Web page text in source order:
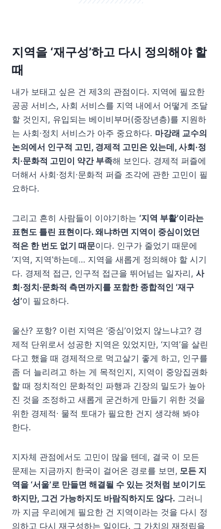
지역을 ‘재구성’하고 다시 정의해야 할
때
내가 보태고 싶은 건 제3의 관점이다. 지역에 필요한
공공 서비스, 사회 서비스를 지역 내에서 어떻게 조달
할 것인지, 유입되는 베이비부머(중장년층)를 지원하
는 사회∙정치 서비스가 아주 중요하다. 마강래 교수의
논의에서 인구적 고민, 경제적 고민은 있는데, 사회∙정
치∙문화적 고민이 약간 부족해 보인다. 경제적 퍼즐에
더해서 사회∙정치∙문화적 퍼즐 조각에 관한 고민이 필
요하다.
그리고 흔히 사람들이 이야기하는 ‘지역 부활’이라는
표현도 틀린 표현이다. 왜냐하면 지역이 중심이었던
적은 한 번도 없기 때문이다. 인구가 줄었기 때문에
‘지역, 지역’하는데… 지역을 새롭게 정의해야 할 시기
다. 경제적 접근, 인구적 접근을 뛰어넘는 일자리, 사
회∙정치∙문화적 측면까지를 포함한 종합적인 ‘재구
성’이 필요하다.
울산? 포항? 이런 지역은 ‘중심’이었지 않느냐고? 경
제적 단위로서 성공한 지역은 있었지만, ‘지역’을 살린
다고 했을 때 경제적으로 먹고살기 좋게 하고, 인구를
좀 더 늘리려고 하는 게 목적인지, 지역이 중앙집권화
할 때 정치적인 문화적인 파행과 긴장의 밀도가 높아
진 것을 조정하고 새롭게 굳건하게 만들기 위한 것을
위한 경제적∙ 물적 토대가 필요한 건지 생각해 봐야
한다.
지자체 관점에서도 고민이 많을 텐데, 결국 이 모든
문제는 지금까지 한국이 걸어온 경로를 보면, 모든 지
역을 ‘서울’로 만들면 해결될 수 있는 것처럼 보이기도
하지만, 그건 가능하지도 바람직하지도 않다. 그러니
까 지금 우리에게 필요한 건 지역이라는 것을 다시 정
의하고 다시 재구성하는 일이다. 그 가치의 재정립을